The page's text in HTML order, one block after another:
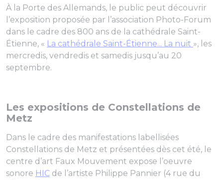
À la Porte des Allemands, le public peut découvrir
l’exposition proposée par l’association Photo-Forum
dans le cadre des 800 ans de la cathédrale Saint-
Étienne, « La cathédrale Saint-Étienne... La nuit », les
mercredis, vendredis et samedis jusqu’au 20
septembre.
Les expositions de Constellations de
Metz
Dans le cadre des manifestations labellisées
Constellations de Metz et présentées dès cet été, le
centre d’art Faux Mouvement expose l’oeuvre
sonore HIC de l’artiste Philippe Pannier (4 rue du